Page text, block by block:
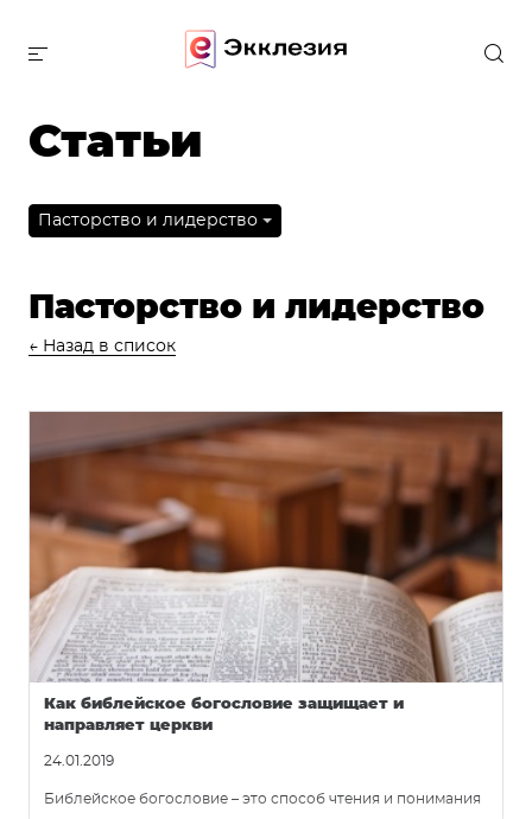
Статьи
Пасторство и лидерство
Пасторство и лидерство
← Назад в список
Как библейское богословие защищает и
направляет церкви
24.01.2019
Библейское богословие – это способ чтения и понимания